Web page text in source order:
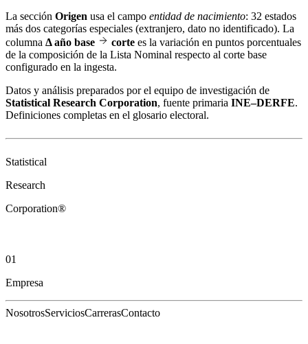
La sección Origen usa el campo entidad de nacimiento: 32 estados
más dos categorías especiales (extranjero, dato no identificado). La
columna Δ año base corte es la variación en puntos porcentuales
de la composición de la Lista Nominal respecto al corte base
configurado en la ingesta.
Datos y análisis preparados por el equipo de investigación de
Statistical Research Corporation, fuente primaria INE–DERFE.
Definiciones completas en el glosario electoral.
Statistical
Research
Corporation®
01
Empresa
NosotrosServiciosCarrerasContacto